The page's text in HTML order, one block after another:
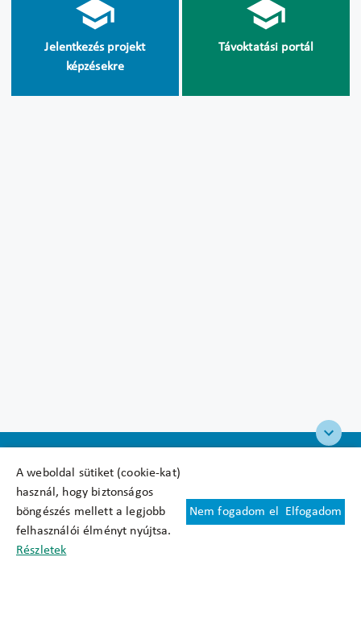
A weboldal sütiket (cookie-kat)
használ, hogy biztonságos
böngészés mellett a legjobb
felhasználói élményt nyújtsa.
Részletek
Nem fogadom el Elfogadom
Jelentkezés projekt
képzésekre
Távoktatási portál
Felhasználási feltételek